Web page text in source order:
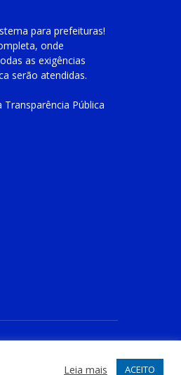
para prefeituras!
onde
as exigências
serão atendidas.
Transparência Pública
Leia mais ACEITO